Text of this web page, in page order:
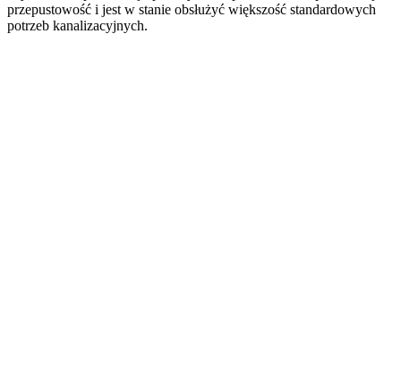
przepustowość i jest w stanie obsłużyć większość standardowych
potrzeb kanalizacyjnych.